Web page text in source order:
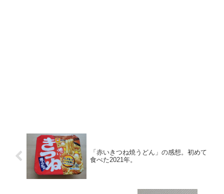
「赤いきつね焼うどん」の感想。初めて
食べた2021年。